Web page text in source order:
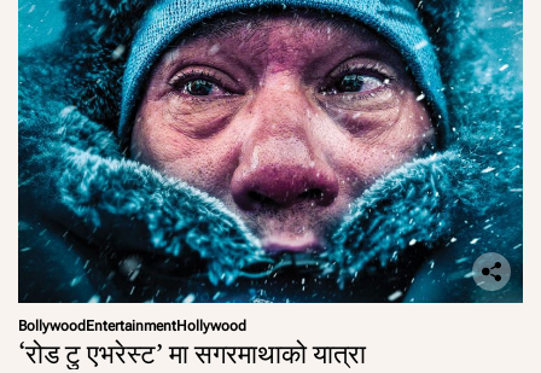
Bollywood EntertainmentHollywood
‘रोड टु एभरेस्ट’ मा सगरमाथाको यात्रा